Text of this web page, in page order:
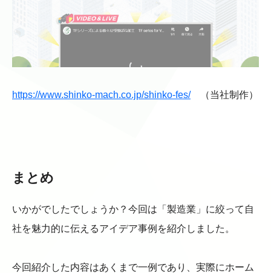
https://www.shinko-mach.co.jp/shinko-fes/（当社制作）
まとめ
いかがでしたでしょうか？今回は「製造業」に絞って自
社を魅力的に伝えるアイデア事例を紹介しました。
今回紹介した内容はあくまで一例であり、実際にホーム